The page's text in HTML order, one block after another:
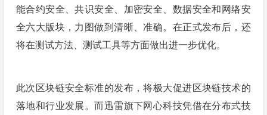
能合约安全、共识安全、加密安全、数据安全和网络安
全六大版块，力图做到清晰、准确。在正式发布后，还
将在测试方法、测试工具等方面做出进一步优化。
此次区块链安全标准的发布，将极大促进区块链技术的
落地和行业发展。而迅雷旗下网心科技凭借在分布式技